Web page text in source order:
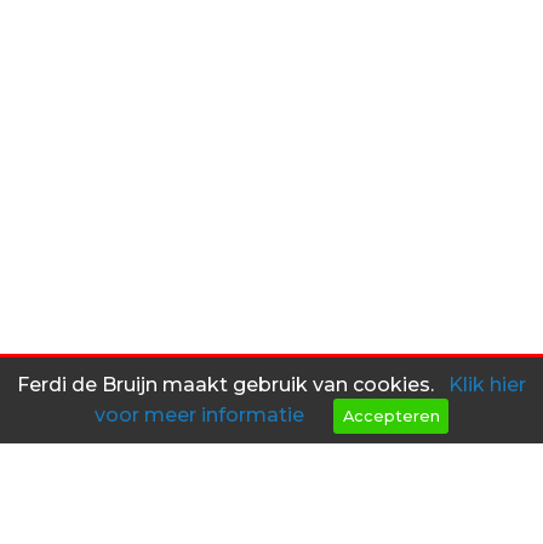
Ferdi de Bruijn maakt gebruik van cookies.
Klik hier
voor meer informatie
Accepteren